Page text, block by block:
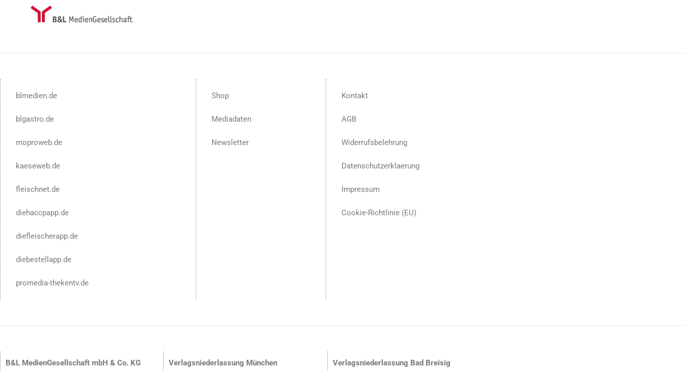
blmedien.de
blgastro.de
moproweb.de
kaeseweb.de
fleischnet.de
diehaccpapp.de
diefleischerapp.de
diebestellapp.de
promedia-thekentv.de
Shop
Mediadaten
Newsletter
Kontakt
AGB
Widerrufsbelehrung
Datenschutzerklaerung
Impressum
Cookie-Richtlinie (EU)
B&L MedienGesellschaft mbH & Co. KG
Verlagsniederlassung München
Verlagsniederlassung Bad Breisig